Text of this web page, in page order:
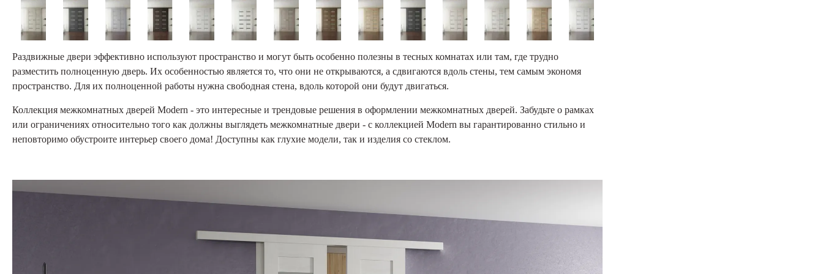
Раздвижные двери эффективно используют пространство и могут быть особенно полезны в тесных комнатах или там, где трудно
разместить полноценную дверь. Их особенностью является то, что они не открываются, а сдвигаются вдоль стены, тем самым экономя
пространство. Для их полноценной работы нужна свободная стена, вдоль которой они будут двигаться.
Коллекция межкомнатных дверей Modern - это интересные и трендовые решения в оформлении межкомнатных дверей. Забудьте о рамках
или ограничениях относительно того как должны выглядеть межкомнатные двери - с коллекцией Modern вы гарантированно стильно и
неповторимо обустроите интерьер своего дома! Доступны как глухие модели, так и изделия со стеклом.